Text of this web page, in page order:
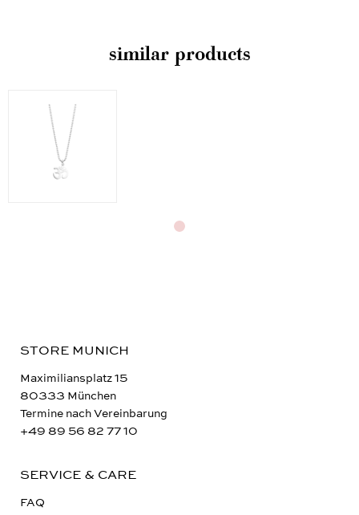
similar products
STORE MUNICH
Maximiliansplatz 15
80333 München
Termine nach Vereinbarung
+49 89 56 82 77 10
SERVICE & CARE
FAQ